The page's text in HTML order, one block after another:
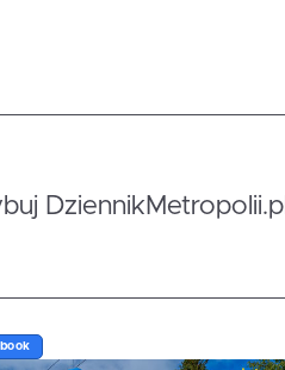
DziennikMetropolii.pl